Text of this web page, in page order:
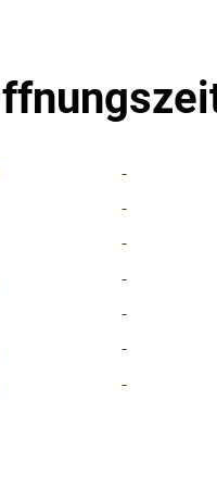
-
-
-
-
-
-
-